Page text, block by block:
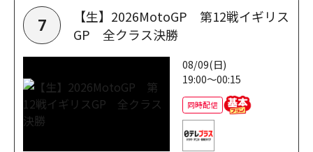
7
【生】2026MotoGP 第12戦イギリス
GP 全クラス決勝
08/09(日)
19:00～00:15
同時配信